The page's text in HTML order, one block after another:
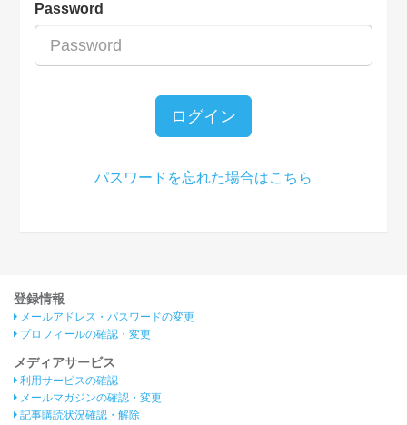
Password
ログイン
パスワードを忘れた場合はこちら
登録情報
メールアドレス・パスワードの変更
プロフィールの確認・変更
メディアサービス
利用サービスの確認
メールマガジンの確認・変更
記事購読状況確認・解除